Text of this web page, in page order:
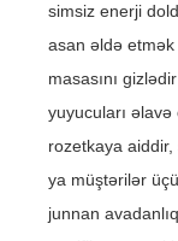
simsiz enerji
asan əldə etmək
masasını
yuyucuları
rozetkaya aiddir,
ya müştərilər
junnan